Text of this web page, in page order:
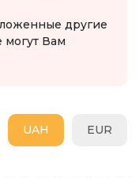
другие
могут Вам
EUR
UAH